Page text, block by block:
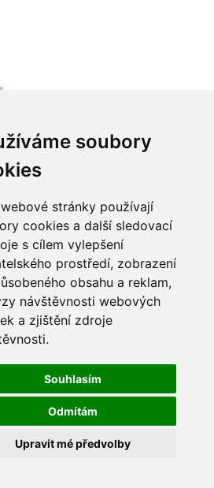
soubory
stránky používají
cookies a další sledovací
s cílem vylepšení
prostředí, zobrazení
obsahu a reklam,
návštěvnosti webových
a zjištění zdroje
Souhlasím
Odmítám
Upravit mé předvolby
739/1, Svitavy 568 02, CZ
590